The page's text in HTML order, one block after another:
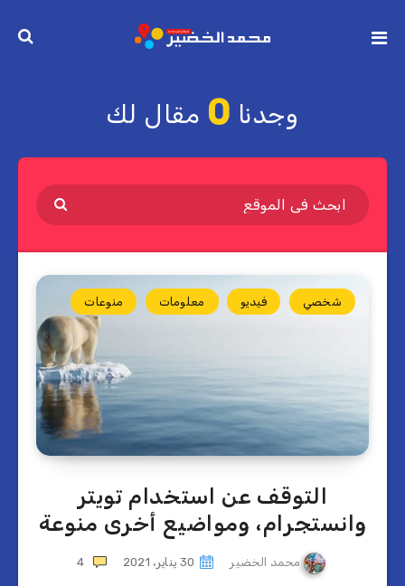
وجدنا 0 مقال لك
شخصي فيديو معلومات منوعات
التوقف عن استخدام تويتر
وانستجرام، ومواضيع أخرى منوعة
محمد الخضير 30 يناير، 2021 4